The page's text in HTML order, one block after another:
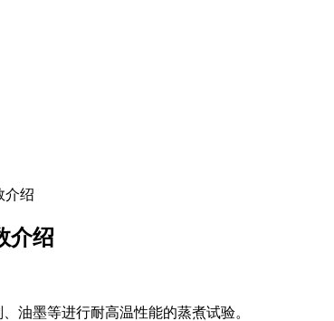
介绍
介绍
油墨等进行耐高温性能的蒸煮试验。